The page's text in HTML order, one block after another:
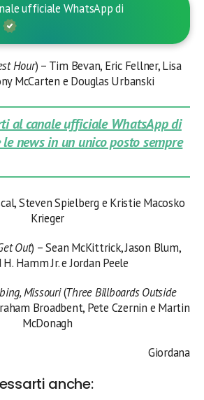
ufficiale WhatsApp di
Hour) – Tim Bevan, Eric Fellner, Lisa
McCarten e Douglas Urbanski
al canale ufficiale WhatsApp di
news in un unico posto sempre
Steven Spielberg e Kristie Macosko
Krieger
Out) – Sean McKittrick, Jason Blum,
H. Hamm Jr. e Jordan Peele
Missouri(Three Billboards Outside
Broadbent, Pete Czernin e Martin
McDonagh
Giordana
anche: